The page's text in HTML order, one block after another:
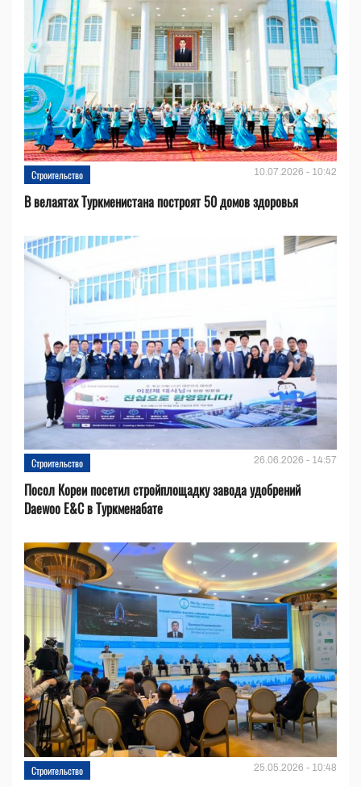
Строительство 10.07.2026 - 10:42
В велаятах Туркменистана построят 50 домов здоровья
Строительство 26.06.2026 - 14:57
Посол Кореи посетил стройплощадку завода удобрений
Daewoo E&C в Туркменабате
Строительство 25.05.2026 - 10:48